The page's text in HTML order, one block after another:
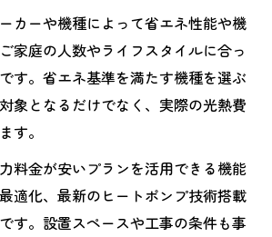
カーや機種によって省エネ性能や機
家庭の人数やライフスタイルに合っ
す。省エネ基準を満たす機種を選ぶ
象となるだけでなく、実際の光熱費
す。
料金が安いプランを活用できる機能
適化、最新のヒートポンプ技術搭載
す。設置スペースや工事の条件も事